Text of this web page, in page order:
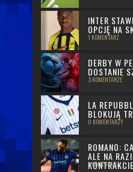
INTER
OPCJĘ NA
1 KOMENTARZ
DERBY W
DOSTANIE
3 KOMENTARZE
LA
BLOKUJĄ
0 KOMENTARZY
ROMANO:
ALE NA
KONTRAKCIE
1 KOMENTARZ